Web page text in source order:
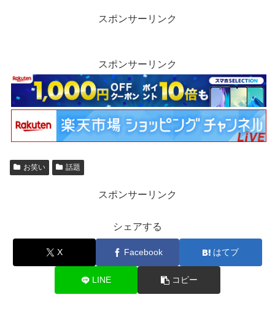
スポンサーリンク
スポンサーリンク
お笑い 話題
スポンサーリンク
シェアする
X Facebook はてブ
LINE コピー